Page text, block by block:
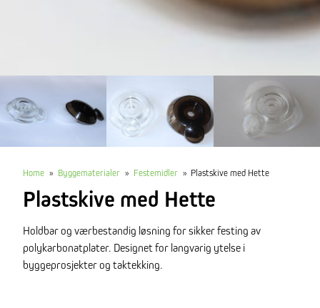
Home » Byggematerialer » Festemidler » Plastskive med Hette
Plastskive med Hette
Holdbar og værbestandig løsning for sikker festing av
polykarbonatplater. Designet for langvarig ytelse i
byggeprosjekter og taktekking.